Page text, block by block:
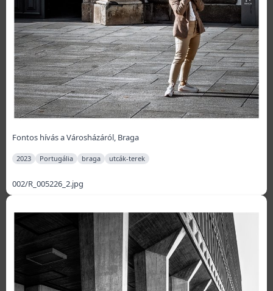
Fontos hívás a Városházáról, Braga
2023 Portugália braga utcák-terek
002/R_005226_2.jpg